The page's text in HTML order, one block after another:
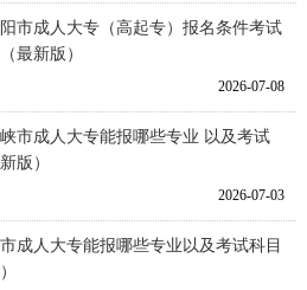
市成人大专（高起专）报名条件考试
最新版）
2026-07-08
市成人大专能报哪些专业 以及考试
版）
2026-07-03
成人大专能报哪些专业以及考试科目